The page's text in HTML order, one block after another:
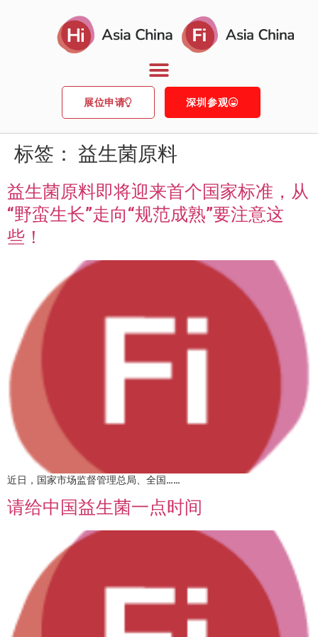
展位申请 深圳参观
标签： 益生菌原料
益生菌原料即将迎来首个国家标准，从
“野蛮生长”走向“规范成熟”要注意这
些！
近日，国家市场监督管理总局、全国……
请给中国益生菌一点时间